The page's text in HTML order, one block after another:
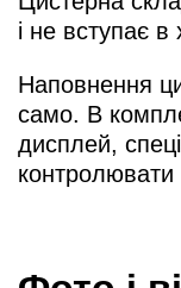
і не вступає в
Наповнення
само. В
дисплей,
контролювати